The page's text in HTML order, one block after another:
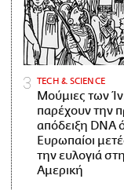
ΤECH & SCIENCE
Μούμιες των
παρέχουν την
απόδειξη DNA
Ευρωπαίοι
την ευλογιά
Αμερική